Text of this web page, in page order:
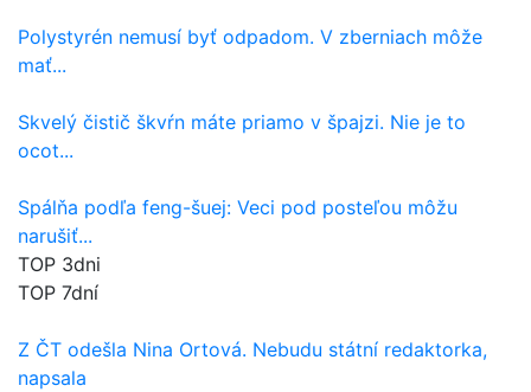
Polystyrén nemusí byť odpadom. V zberniach môže
mať...
Skvelý čistič škvŕn máte priamo v špajzi. Nie je to
ocot...
Spálňa podľa feng-šuej: Veci pod posteľou môžu
narušiť...
TOP 3dni
TOP 7dní
Z ČT odešla Nina Ortová. Nebudu státní redaktorka,
napsala